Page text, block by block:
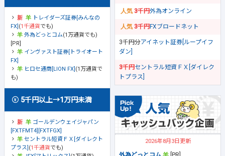
トレイダーズ証券[みんなの
FX] (1千通貨でも)
外為どっとコム(1万通貨でも)
[PR]
インヴァスト証券[トライオート
FX]
ヒロセ通商[LION FX] (1万通貨で
も)
5千円以上→1万円未満
ゴールデンウェイジャパン
[FXTFMT4][FXTFGX]
セントラル短資ＦＸ[ダイレクト
プラス] (1千通貨でも)
3千円外為オンライン
3千円FXブロードネット
3千円分アイネット証券[ループイフ
ダン]
3千円セントラル短資ＦＸ[ダイレク
トプラス]
2026年8月3日更新